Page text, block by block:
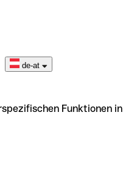
de-at
Funktionen in